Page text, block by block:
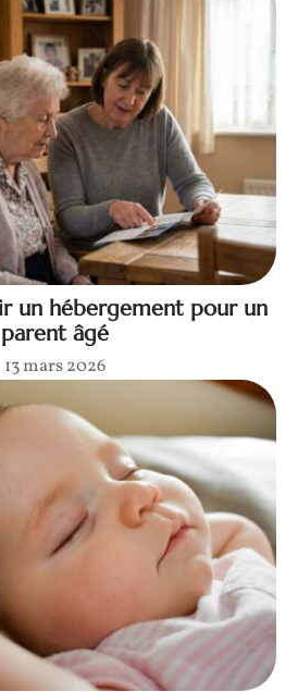
un hébergement pour un
parent âgé
13 mars 2026